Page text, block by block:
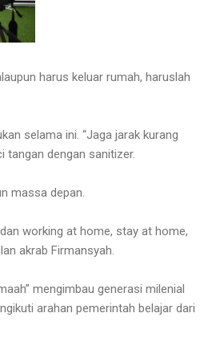
harus keluar rumah, haruslah
selama ini. “Jaga jarak kurang
tangan dengan sanitizer.
massa depan.
working at home, stay at home,
akrab Firmansyah.
mengimbau generasi milenial
arahan pemerintah belajar dari